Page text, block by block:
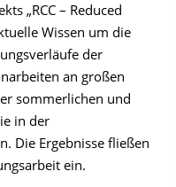
„RCC – Reduced
Wissen um die
der
an großen
sommerlichen und
in der
Die Ergebnisse fließen
ein.